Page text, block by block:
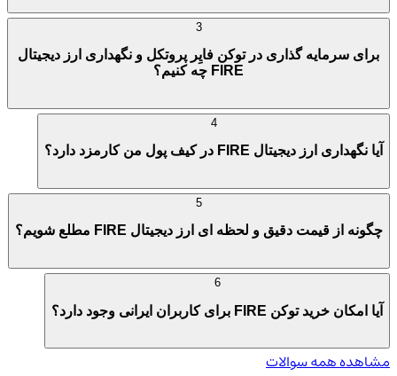
برای سرمایه گذاری در توکن فایِر پروتکل و نگهداری ارز دیجیتال
FIRE چه کنیم؟
آیا نگهداری ارز دیجیتال FIRE در کیف پول من کارمزد دارد؟
چگونه از قیمت دقیق و لحظه ای ارز دیجیتال FIRE مطلع شویم؟
آیا امکان خرید توکن FIRE برای کاربران ایرانی وجود دارد؟
مشاهده همه سوالات